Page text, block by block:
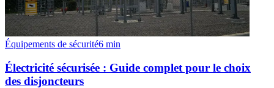
Équipements de sécurité6 min
Électricité sécurisée : Guide complet pour le choix
des disjoncteurs